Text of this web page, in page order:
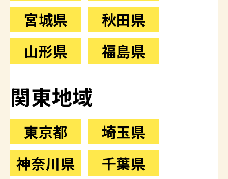
宮城県
秋田県
山形県
福島県
関東地域
東京都
埼玉県
神奈川県
千葉県